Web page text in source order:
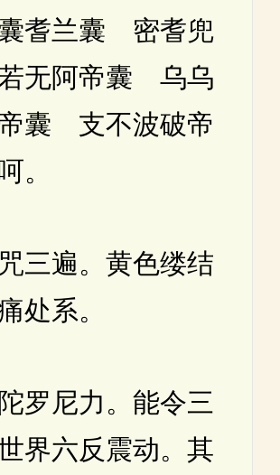
耆兰囊 密耆兜
无阿帝囊 乌乌
囊 支不波破帝
。
遍。黄色缕结
处系。
尼力。能令三
界六反震动。其